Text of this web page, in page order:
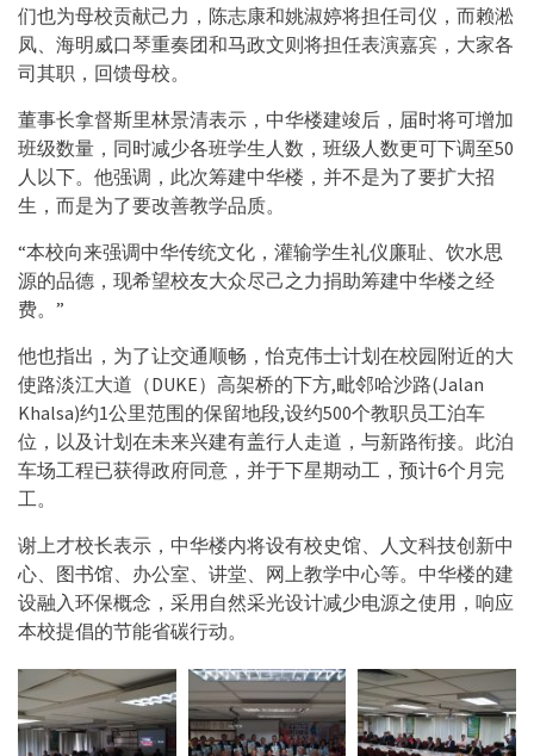
们也为母校贡献己力，陈志康和姚淑婷将担任司仪，而赖淞
凤、海明威口琴重奏团和马政文则将担任表演嘉宾，大家各
司其职，回馈母校。
董事长拿督斯里林景清表示，中华楼建竣后，届时将可增加
班级数量，同时减少各班学生人数，班级人数更可下调至50
人以下。他强调，此次筹建中华楼，并不是为了要扩大招
生，而是为了要改善教学品质。
“本校向来强调中华传统文化，灌输学生礼仪廉耻、饮水思
源的品德，现希望校友大众尽己之力捐助筹建中华楼之经
费。”
他也指出，为了让交通顺畅，怡克伟士计划在校园附近的大
使路淡江大道（DUKE）高架桥的下方,毗邻哈沙路(Jalan
Khalsa)约1公里范围的保留地段,设约500个教职员工泊车
位，以及计划在未来兴建有盖行人走道，与新路衔接。此泊
车场工程已获得政府同意，并于下星期动工，预计6个月完
工。
谢上才校长表示，中华楼内将设有校史馆、人文科技创新中
心、图书馆、办公室、讲堂、网上教学中心等。中华楼的建
设融入环保概念，采用自然采光设计减少电源之使用，响应
本校提倡的节能省碳行动。